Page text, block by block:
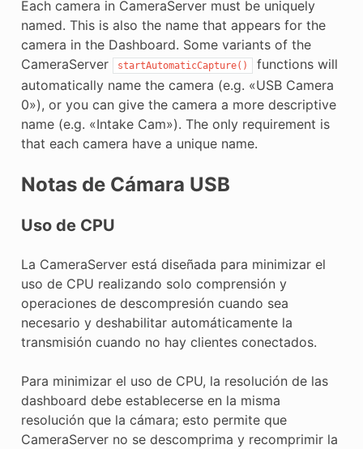
Each camera in CameraServer must be uniquely
named. This is also the name that appears for the
camera in the Dashboard. Some variants of the
CameraServer
startAutomaticCapture()
functions will
automatically name the camera (e.g. «USB Camera
0»), or you can give the camera a more descriptive
name (e.g. «Intake Cam»). The only requirement is
that each camera have a unique name.
Notas de Cámara USB
Uso de CPU
La CameraServer está diseñada para minimizar el
uso de CPU realizando solo comprensión y
operaciones de descompresión cuando sea
necesario y deshabilitar automáticamente la
transmisión cuando no hay clientes conectados.
Para minimizar el uso de CPU, la resolución de las
dashboard debe establecerse en la misma
resolución que la cámara; esto permite que
CameraServer no se descomprima y recomprimir la